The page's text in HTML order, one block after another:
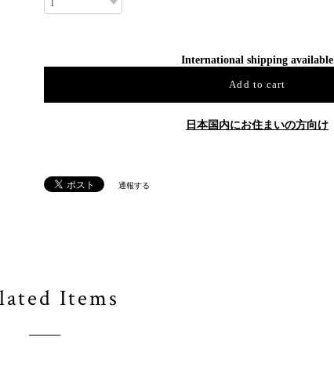
International shipping available
Add to cart
日本国内にお住まいの方向け
通報する
Items